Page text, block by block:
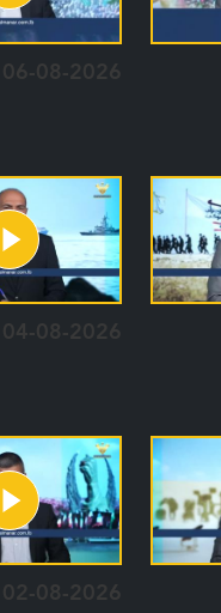
06-08-2026
04-08-2026
02-08-2026